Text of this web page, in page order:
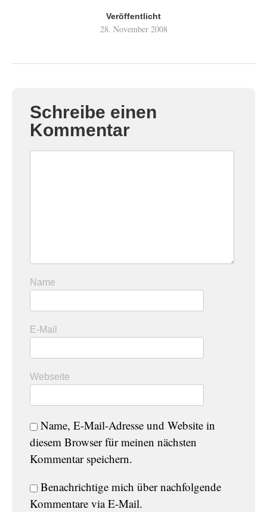
Veröffentlicht
28. November 2008
Schreibe einen
Kommentar
Name
E-Mail
Webseite
Name, E-Mail-Adresse und Website in
diesem Browser für meinen nächsten
Kommentar speichern.
Benachrichtige mich über nachfolgende
Kommentare via E-Mail.